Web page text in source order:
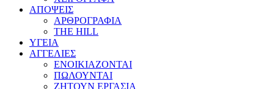
ΑΠΟΨΕΙΣ
ΑΡΘΡΟΓΡΑΦΙΑ
THE HILL
ΥΓΕΙΑ
ΑΓΓΕΛΙΕΣ
ΕΝΟΙΚΙΑΖΟΝΤΑΙ
ΠΩΛΟΥΝΤΑΙ
ΖΗΤΟΥΝ ΕΡΓΑΣΙΑ